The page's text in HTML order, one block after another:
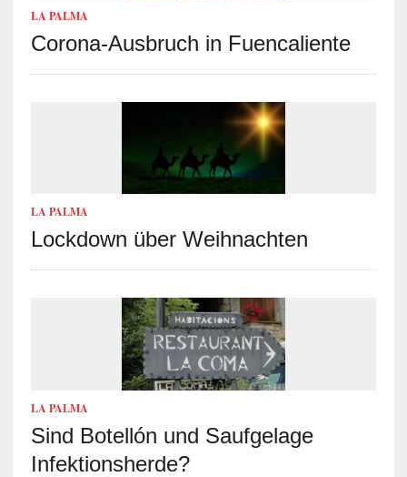
LA PALMA
Corona-Ausbruch in Fuencaliente
LA PALMA
Lockdown über Weihnachten
LA PALMA
Sind Botellón und Saufgelage
Infektionsherde?